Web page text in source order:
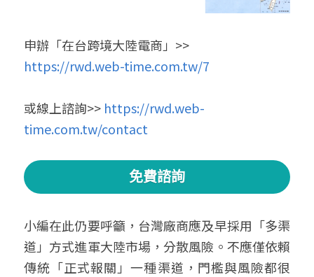
https://rwd.web-time.com.tw/7
或線上諮詢>> https://rwd.web-
time.com.tw/contact
免費諮詢
小編在此仍要呼籲，台灣廠商應及早採用「多渠
道」方式進軍大陸市場，分散風險。不應僅依賴
傳統「正式報關」一種渠道，門檻與風險都很